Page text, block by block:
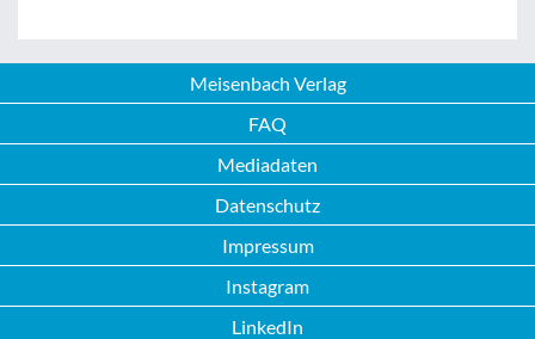
Meisenbach Verlag
FAQ
Mediadaten
Datenschutz
Impressum
Instagram
LinkedIn